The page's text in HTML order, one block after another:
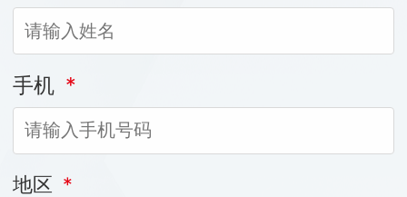
手机 *
地区 *